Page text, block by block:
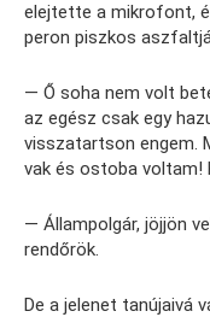
elejtette a mikrofont,
peron piszkos
— Ő soha nem volt
az egész csak egy
visszatartson engem.
vak és ostoba voltam!
— Állampolgár, jöjjön
rendőrök.
De a jelenet tanújaivá